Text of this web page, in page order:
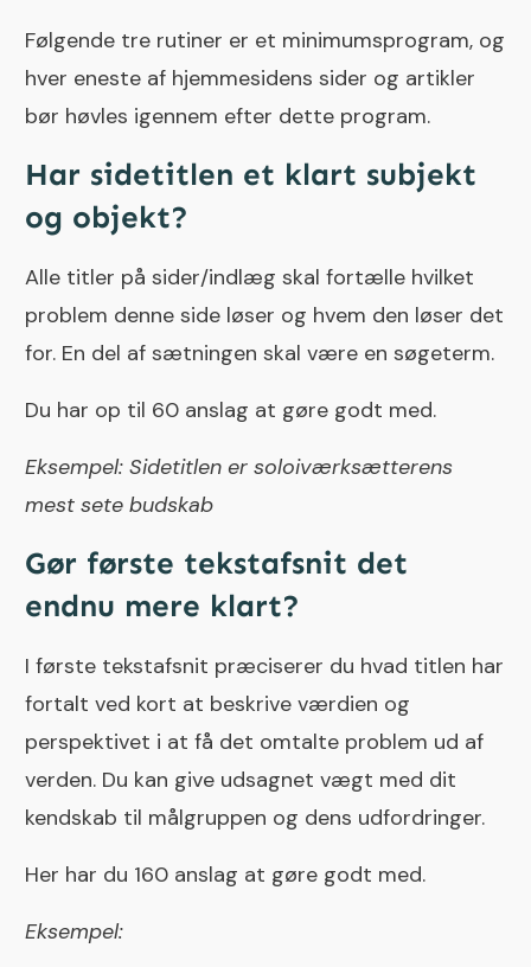
Følgende tre rutiner er et minimumsprogram, og
hver eneste af hjemmesidens sider og artikler
bør høvles igennem efter dette program.
Har sidetitlen et klart subjekt
og objekt?
Alle titler på sider/indlæg skal fortælle hvilket
problem denne side løser og hvem den løser det
for. En del af sætningen skal være en søgeterm.
Du har op til 60 anslag at gøre godt med.
Eksempel: Sidetitlen er soloiværksætterens
mest sete budskab
Gør første tekstafsnit det
endnu mere klart?
I første tekstafsnit præciserer du hvad titlen har
fortalt ved kort at beskrive værdien og
perspektivet i at få det omtalte problem ud af
verden. Du kan give udsagnet vægt med dit
kendskab til målgruppen og dens udfordringer.
Her har du 160 anslag at gøre godt med.
Eksempel: